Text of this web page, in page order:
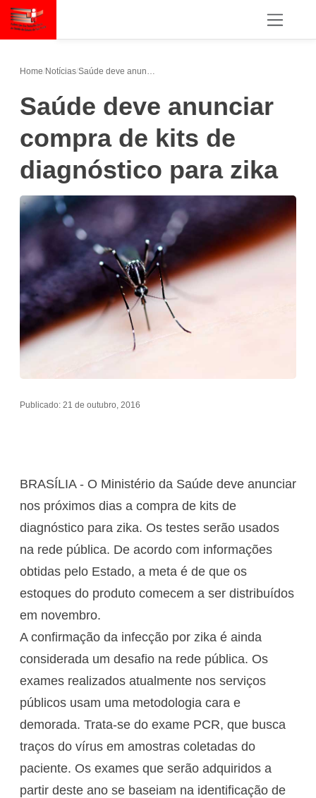
Home/Notícias/
Saúde deve anunciar
compra de kits de
diagnóstico para zika
Publicado: 21 de outubro, 2016
BRASÍLIA - O Ministério da Saúde deve anunciar
nos próximos dias a compra de kits de
diagnóstico para zika. Os testes serão usados
na rede pública. De acordo com informações
obtidas pelo Estado, a meta é de que os
estoques do produto comecem a ser distribuídos
em novembro.
A confirmação da infecção por zika é ainda
considerada um desafio na rede pública. Os
exames realizados atualmente nos serviços
públicos usam uma metodologia cara e
demorada. Trata-se do exame PCR, que busca
traços do vírus em amostras coletadas do
paciente. Os exames que serão adquiridos a
partir deste ano se baseiam na identificação de